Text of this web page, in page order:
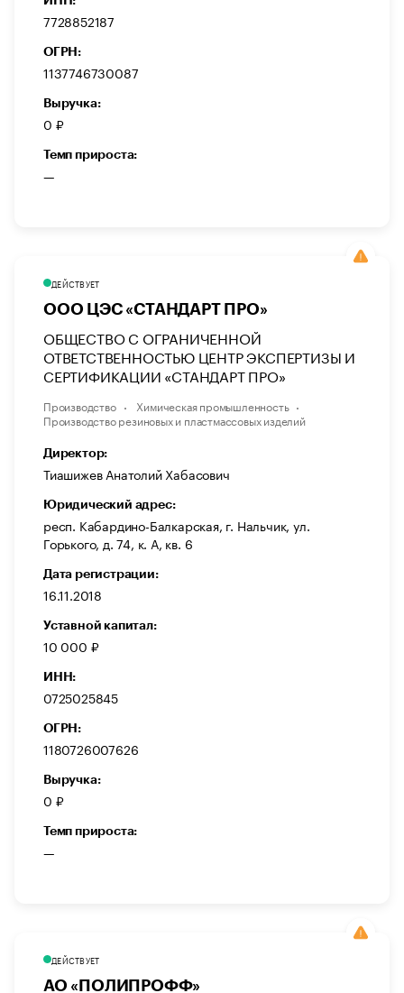
7728852187
ОГРН:
1137746730087
Выручка:
0 ₽
Темп прироста:
—
ДЕЙСТВУЕТ
ООО ЦЭС «СТАНДАРТ ПРО»
ОБЩЕСТВО С ОГРАНИЧЕННОЙ
ОТВЕТСТВЕННОСТЬЮ ЦЕНТР ЭКСПЕРТИЗЫ И
СЕРТИФИКАЦИИ «СТАНДАРТ ПРО»
Производство
Химическая промышленность
Производство резиновых и пластмассовых изделий
Директор:
Тиашижев Анатолий Хабасович
Юридический адрес:
респ. Кабардино-Балкарская, г. Нальчик, ул.
Горького, д. 74, к. А, кв. 6
Дата регистрации:
16.11.2018
Уставной капитал:
10 000 ₽
ИНН:
0725025845
ОГРН:
1180726007626
Выручка:
0 ₽
Темп прироста:
—
ДЕЙСТВУЕТ
АО «ПОЛИПРОФФ»